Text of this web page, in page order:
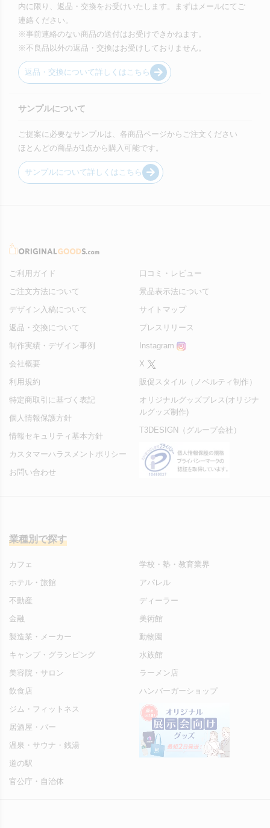
内に限り、返品・交換をお受けいたします。まずはメールにてご
連絡ください。
※事前連絡のない商品の送付はお受けできかねます。
※不良品以外の返品・交換はお受けしておりません。
返品・交換について詳しくはこちら
サンプルについて
ご提案に必要なサンプルは、各商品ページからご注文ください
ほとんどの商品が1点から購入可能です。
サンプルについて詳しくはこちら
ご利用ガイド
ご注文方法について
デザイン入稿について
返品・交換について
制作実績・デザイン事例
会社概要
利用規約
特定商取引に基づく表記
個人情報保護方針
情報セキュリティ基本方針
カスタマーハラスメントポリシー
お問い合わせ
口コミ・レビュー
景品表示法について
サイトマップ
プレスリリース
Instagram
X
販促スタイル（ノベルティ制作）
オリジナルグッズプレス(オリジナ
ルグッズ制作)
T3DESIGN（グループ会社）
業種別で探す
カフェ
ホテル・旅館
不動産
金融
製造業・メーカー
キャンプ・グランピング
美容院・サロン
飲食店
ジム・フィットネス
居酒屋・バー
温泉・サウナ・銭湯
道の駅
官公庁・自治体
学校・塾・教育業界
アパレル
ディーラー
美術館
動物園
水族館
ラーメン店
ハンバーガーショップ